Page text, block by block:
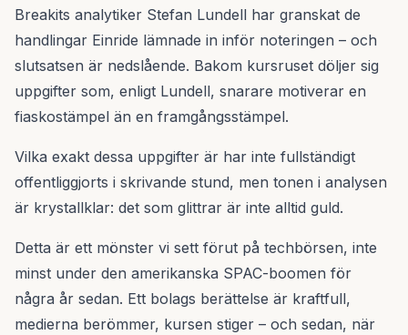
Breakits analytiker Stefan Lundell har granskat de
handlingar Einride lämnade in inför noteringen – och
slutsatsen är nedslående. Bakom kursruset döljer sig
uppgifter som, enligt Lundell, snarare motiverar en
fiaskostämpel än en framgångsstämpel.
Vilka exakt dessa uppgifter är har inte fullständigt
offentliggjorts i skrivande stund, men tonen i analysen
är krystallklar: det som glittrar är inte alltid guld.
Detta är ett mönster vi sett förut på techbörsen, inte
minst under den amerikanska SPAC-boomen för
några år sedan. Ett bolags berättelse är kraftfull,
medierna berömmer, kursen stiger – och sedan, när